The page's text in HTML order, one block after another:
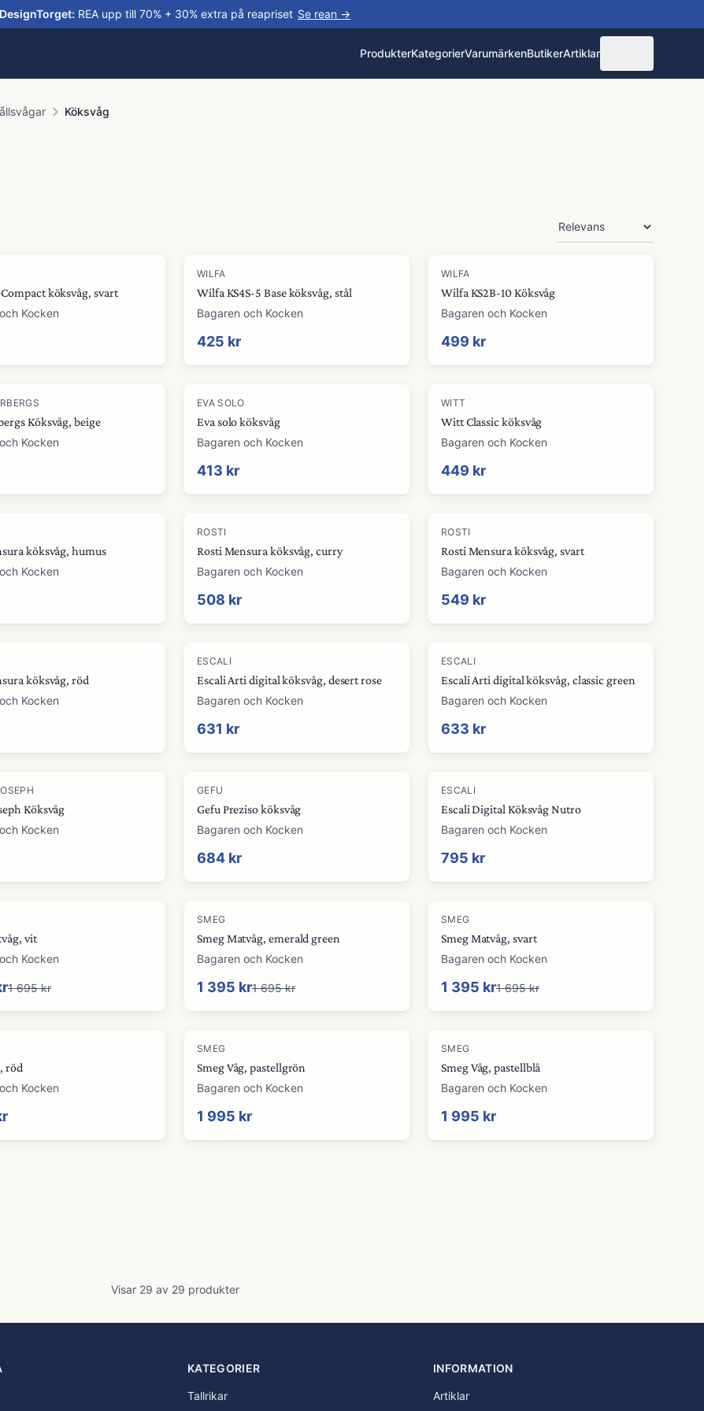
DesignTorget: REA upp till 70% + 30% extra på reapriset Se rean →
ProdukterKategorierVarumärkenButikerArtiklar
Köksvåg
köksvåg, svart
Kocken
WILFA
Wilfa KS4S-5 Base köksvåg, stål
Bagaren och Kocken
425 kr
WILFA
Wilfa KS2B-10 Köksvåg
Bagaren och Kocken
499 kr
Köksvåg, beige
Kocken
EVA SOLO
Eva solo köksvåg
Bagaren och Kocken
413 kr
WITT
Witt Classic köksvåg
Bagaren och Kocken
449 kr
köksvåg, humus
Kocken
ROSTI
Rosti Mensura köksvåg, curry
Bagaren och Kocken
508 kr
ROSTI
Rosti Mensura köksvåg, svart
Bagaren och Kocken
549 kr
köksvåg, röd
Kocken
ESCALI
Escali Arti digital köksvåg, desert rose
Bagaren och Kocken
631 kr
ESCALI
Escali Arti digital köksvåg, classic green
Bagaren och Kocken
633 kr
Köksvåg
Kocken
GEFU
Gefu Preziso köksvåg
Bagaren och Kocken
684 kr
ESCALI
Escali Digital Köksvåg Nutro
Bagaren och Kocken
795 kr
vit
Kocken
1 695 kr
-18 %
SMEG
Smeg Matvåg, emerald green
Bagaren och Kocken
1 395 kr1 695 kr
-18 %
SMEG
Smeg Matvåg, svart
Bagaren och Kocken
1 395 kr1 695 kr
röd
Kocken
SMEG
Smeg Våg, pastellgrön
Bagaren och Kocken
1 995 kr
SMEG
Smeg Våg, pastellblå
Bagaren och Kocken
1 995 kr
Visar 29 av 29 produkter
KATEGORIER
Tallrikar
INFORMATION
Artiklar